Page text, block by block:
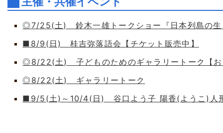
◎7/25(土) 鈴木一雄トークショー『日本列島の生
■8/9(日) 桂吉弥落語会【チケット販売中】
◎8/22(土) 子どものためのギャラリートーク【お
◎8/22(土) ギャラリートーク
■9/5(土)～10/4(日) 谷口よう子 陽香(ようこ)人